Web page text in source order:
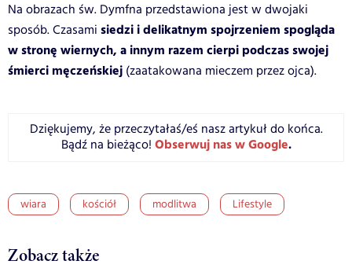
Na obrazach św. Dymfna przedstawiona jest w dwojaki
sposób. Czasami siedzi i delikatnym spojrzeniem spogląda
w stronę wiernych, a innym razem cierpi podczas swojej
śmierci męczeńskiej (zaatakowana mieczem przez ojca).
Dziękujemy, że przeczytałaś/eś nasz artykuł do końca.
Bądź na bieżąco! Obserwuj nas w Google.
wiara kościół modlitwa Lifestyle
Zobacz także